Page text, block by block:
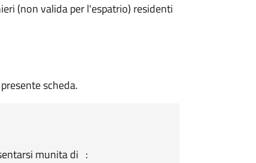
(non valida per l'espatrio) residenti
scheda.
munita di :